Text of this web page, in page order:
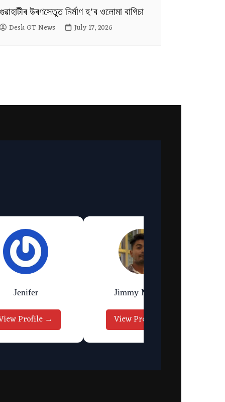
উৰণসেতুত নিৰ্মাণ হ’ব ওলোমা বাগিচা
Desk GT News July 17, 2026
Jenifer
Profile →
Jimmy Murmu
View Profile →